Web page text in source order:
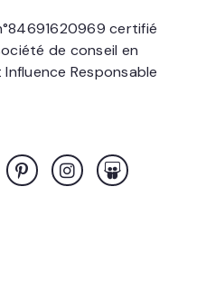
certifié
de conseil en
Responsable